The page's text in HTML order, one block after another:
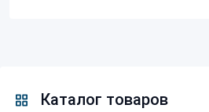
Каталог товаров